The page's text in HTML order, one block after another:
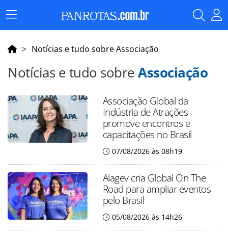
Menu
Principal
Notícias e tudo sobre Associação
Notícias e tudo sobreAssociação
Associação Global da
Indústria de Atrações
promove encontros e
capacitações no Brasil
07/08/2026 às 08h19
Alagev cria Global On The
Road para ampliar eventos
pelo Brasil
05/08/2026 às 14h26